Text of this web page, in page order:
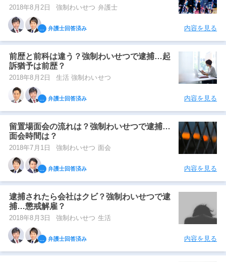
2018年8月2日 強制わいせつ 弁護士
弁護士回答済み 内容を見る
前歴と前科は違う？強制わいせつで逮捕…起
訴猶予は前歴？
2018年8月2日 生活 強制わいせつ
弁護士回答済み 内容を見る
留置場面会の流れは？強制わいせつで逮捕…
面会時間は？
2018年7月1日 強制わいせつ 面会
弁護士回答済み 内容を見る
逮捕されたら会社はクビ？強制わいせつで逮
捕…懲戒解雇？
2018年8月3日 強制わいせつ 生活
弁護士回答済み 内容を見る